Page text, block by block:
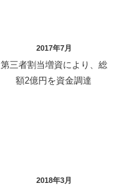
2017年7月
第三者割当増資により、総
額2億円を資金調達
2018年3月